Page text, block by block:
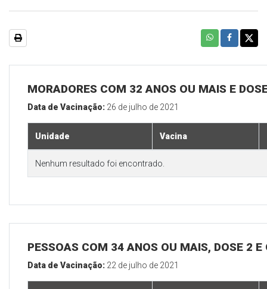
MORADORES COM 32 ANOS OU MAIS E
Data de Vacinação: 26 de julho de 2021
Unidade Vacina
Nenhum resultado foi encontrado.
PESSOAS COM 34 ANOS OU MAIS, DOSE 2 E
Data de Vacinação: 22 de julho de 2021